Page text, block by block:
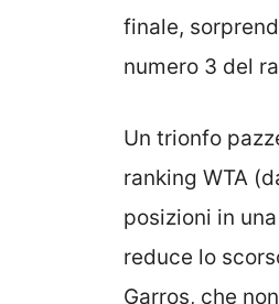
finale,
numero 3 del
Un trionfo
ranking WTA
posizioni in
reduce lo
Garros, che